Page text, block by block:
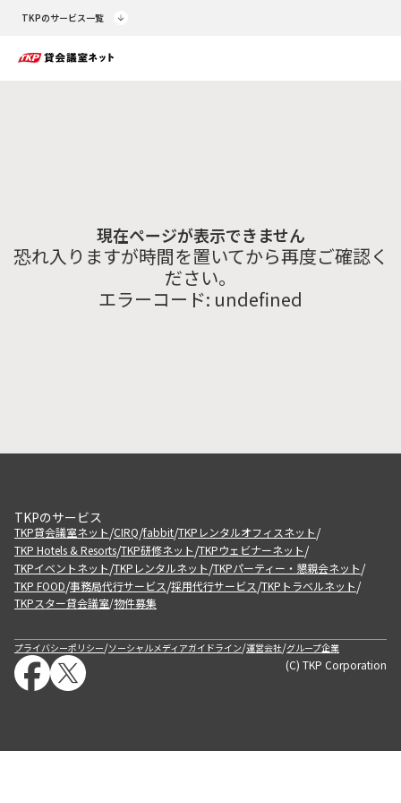
TKPのサービス一覧
現在ページが表示できません
恐れ入りますが時間を置いてから再度ご確認く
ださい。
エラーコード: undefined
TKPのサービス
TKP貸会議室ネット/CIRQ/fabbit/TKPレンタルオフィスネット/
TKP Hotels & Resorts/TKP研修ネット/TKPウェビナーネット/
TKPイベントネット/TKPレンタルネット/TKPパーティー・懇親会ネット/
TKP FOOD/事務局代行サービス/採用代行サービス/TKPトラベルネット/
TKPスター貸会議室/物件募集
プライバシーポリシー/ソーシャルメディアガイドライン/運営会社/グループ企業
(C) TKP Corporation